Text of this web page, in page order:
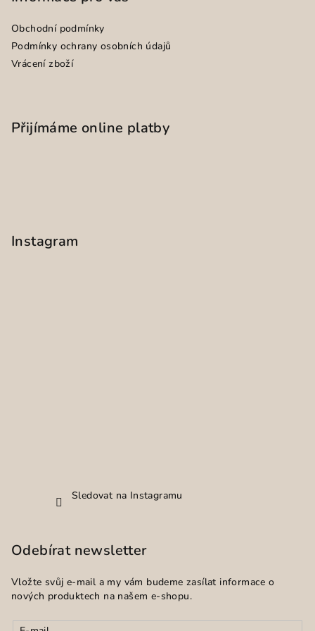
Obchodní podmínky
Podmínky ochrany osobních údajů
Vrácení zboží
Přijímáme online platby
Instagram
Sledovat na Instagramu
Odebírat newsletter
Vložte svůj e-mail a my vám budeme zasílat informace o
nových produktech na našem e-shopu.